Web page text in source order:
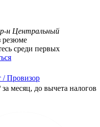
н Центральный
среди первых
/ Провизор
за месяц, до вычета налогов